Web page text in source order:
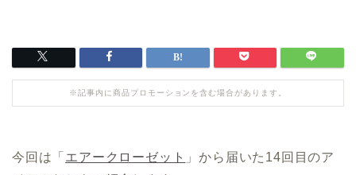
※記事内に商品プロモーションを含む場合があります。
今回は「 エアークローゼット 」から届いた14回目のア